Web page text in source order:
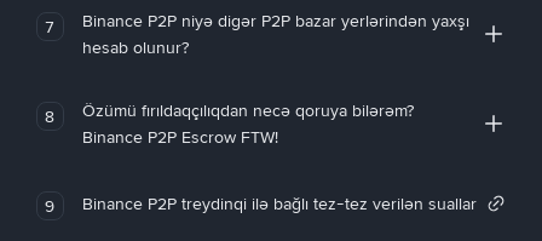
7
Binance P2P niyə digər P2P bazar yerlərindən yaxşı
hesab olunur?
8
Özümü fırıldaqçılıqdan necə qoruya bilərəm?
Binance P2P Escrow FTW!
9 Binance P2P treydinqi ilə bağlı tez-tez verilən suallar